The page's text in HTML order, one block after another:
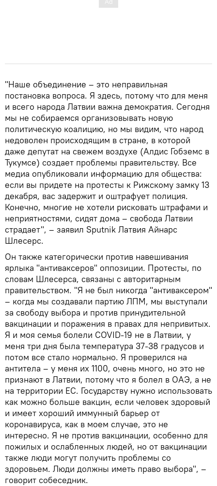
"Наше объединение – это неправильная
постановка вопроса. Я здесь, потому что для меня
и всего народа Латвии важна демократия. Сегодня
мы не собираемся организовывать новую
политическую коалицию, но мы видим, что народ
недоволен происходящим в стране, в которой
даже депутат на свежем воздухе (Алдис Гобземс в
Тукумсе) создает проблемы правительству. Все
медиа опубликовали информацию для общества:
если вы придете на протесты к Рижскому замку 13
декабря, вас задержит и оштрафует полиция.
Конечно, многие не хотели рисковать штрафами и
неприятностями, сидят дома – свобода Латвии
страдает", – заявил Sputnik Латвия Айнарс
Шлесерс.
Он также категорически против навешивания
ярлыка "антиваксеров" оппозиции. Протесты, по
словам Шлесерса, связаны с авторитарным
правительством. "Я не был никогда "антиваксером"
– когда мы создавали партию ЛПМ, мы выступали
за свободу выбора и против принудительной
вакцинации и поражения в правах для непривитых.
Я и моя семья болели COVID-19 не в Латвии, у
меня три дня была температура 37-38 градусов и
потом все стало нормально. Я проверился на
антитела – у меня их 1100, очень много, но это не
признают в Латвии, потому что я болел в ОАЭ, а не
на территории ЕС. Государству нужно использовать
как можно больше вакцин, если человек здоровый
и имеет хороший иммунный барьер от
коронавируса, как в моем случае, это не
интересно. Я не против вакцинации, особенно для
пожилых и ослабленных людей, но от вакцинации
также люди могут получить проблемы со
здоровьем. Люди должны иметь право выбора", –
говорит собеседник.